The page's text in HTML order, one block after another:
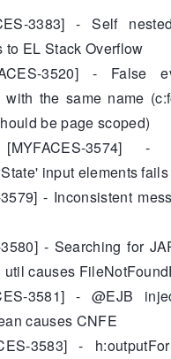
3383] - Self nested
to EL Stack Overflow
3520] - False
with the same name
be page scoped)
3574] -
input elements fails
- Inconsistent
- Searching for
causes
3581] - @EJB
causes CNFE
3583] -